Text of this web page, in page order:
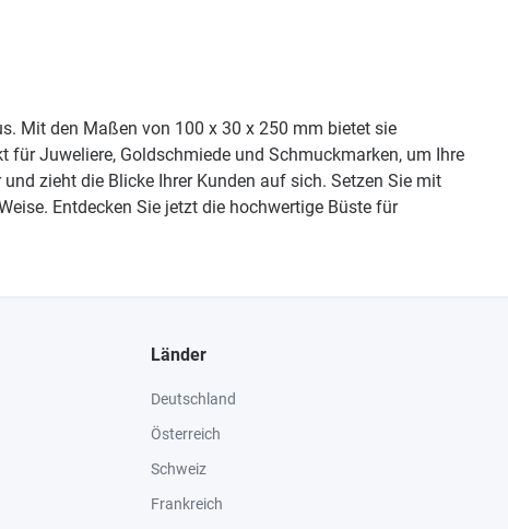
Mit den Maßen von 100 x 30 x 250 mm bietet sie
Juweliere, Goldschmiede und Schmuckmarken, um Ihre
zieht die Blicke Ihrer Kunden auf sich. Setzen Sie mit
Entdecken Sie jetzt die hochwertige Büste für
Länder
Deutschland
Österreich
Schweiz
Frankreich